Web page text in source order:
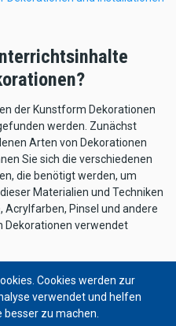
der Kunstform Dekorationen
werden. Zunächst
Arten von Dekorationen
Sie sich die verschiedenen
die benötigt werden, um
Materialien und Techniken
Acrylfarben, Pinsel und andere
Dekorationen verwendet
helfen. Hilfreich sind
beibringen, wie man
Sie sich auch an
Cookies werden zur
verwendet und helfen
besser zu machen.